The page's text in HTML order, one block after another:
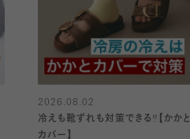
2026.08.02
冷えも靴ずれも対策できる‼️【かかと
カバー】